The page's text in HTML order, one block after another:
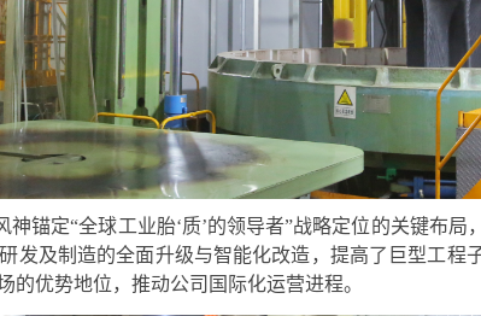
锚定“全球工业胎‘质’的领导者”战略定位的关键布
发及制造的全面升级与智能化改造，提高了巨型工程
优势地位，推动公司国际化运营进程。